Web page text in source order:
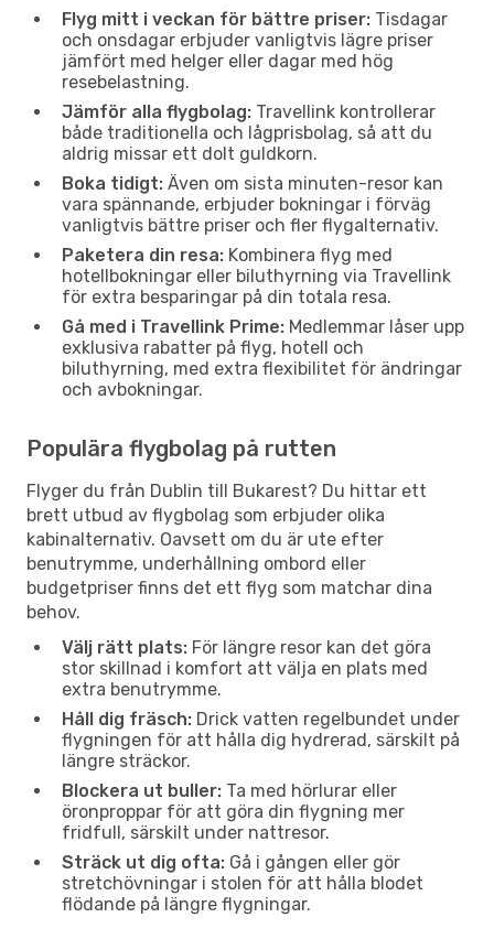
Flyg mitt i veckan för bättre priser: Tisdagar
och onsdagar erbjuder vanligtvis lägre priser
jämfört med helger eller dagar med hög
resebelastning.
Jämför alla flygbolag: Travellink kontrollerar
både traditionella och lågprisbolag, så att du
aldrig missar ett dolt guldkorn.
Boka tidigt: Även om sista minuten-resor kan
vara spännande, erbjuder bokningar i förväg
vanligtvis bättre priser och fler flygalternativ.
Paketera din resa: Kombinera flyg med
hotellbokningar eller biluthyrning via Travellink
för extra besparingar på din totala resa.
Gå med i Travellink Prime: Medlemmar låser upp
exklusiva rabatter på flyg, hotell och
biluthyrning, med extra flexibilitet för ändringar
och avbokningar.
Populära flygbolag på rutten
Flyger du från Dublin till Bukarest? Du hittar ett
brett utbud av flygbolag som erbjuder olika
kabinalternativ. Oavsett om du är ute efter
benutrymme, underhållning ombord eller
budgetpriser finns det ett flyg som matchar dina
behov.
Välj rätt plats: För längre resor kan det göra
stor skillnad i komfort att välja en plats med
extra benutrymme.
Håll dig fräsch: Drick vatten regelbundet under
flygningen för att hålla dig hydrerad, särskilt på
längre sträckor.
Blockera ut buller: Ta med hörlurar eller
öronproppar för att göra din flygning mer
fridfull, särskilt under nattresor.
Sträck ut dig ofta: Gå i gången eller gör
stretchövningar i stolen för att hålla blodet
flödande på längre flygningar.